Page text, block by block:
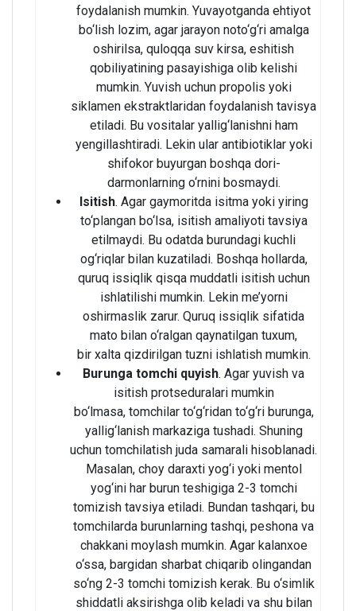
foydalanish mumkin. Yuvayotganda ehtiyot
bo‘lish lozim, agar jarayon noto‘g‘ri amalga
oshirilsa, quloqqa suv kirsa, eshitish
qobiliyatining pasayishiga olib kelishi
mumkin. Yuvish uchun propolis yoki
siklamen ekstraktlaridan foydalanish tavisya
etiladi. Bu vositalar yallig‘lanishni ham
yengillashtiradi. Lekin ular antibiotiklar yoki
shifokor buyurgan boshqa dori-
darmonlarning o‘rnini bosmaydi.
Isitish. Agar gaymoritda isitma yoki yiring
to‘plangan bo‘lsa, isitish amaliyoti tavsiya
etilmaydi. Bu odatda burundagi kuchli
og‘riqlar bilan kuzatiladi. Boshqa hollarda,
quruq issiqlik qisqa muddatli isitish uchun
ishlatilishi mumkin. Lekin me’yorni
oshirmaslik zarur. Quruq issiqlik sifatida
mato bilan o‘ralgan qaynatilgan tuxum,
bir xalta qizdirilgan tuzni ishlatish mumkin.
Burunga tomchi quyish. Agar yuvish va
isitish protseduralari mumkin
bo‘lmasa, tomchilar to‘g‘ridan to‘g‘ri burunga,
yallig‘lanish markaziga tushadi. Shuning
uchun tomchilatish juda samarali hisoblanadi.
Masalan, choy daraxti yog‘i yoki mentol
yog‘ini har burun teshigiga 2-3 tomchi
tomizish tavsiya etiladi. Bundan tashqari, bu
tomchilarda burunlarning tashqi, peshona va
chakkani moylash mumkin. Agar kalanxoe
o‘ssa, bargidan sharbat chiqarib olingandan
so‘ng 2-3 tomchi tomizish kerak. Bu o‘simlik
shiddatli aksirishga olib keladi va shu bilan